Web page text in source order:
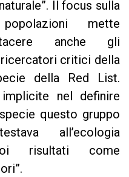
Il focus sulla
mette
anche gli
critici della
della Red List.
nel definire
questo gruppo
all’ecologia
risultati come